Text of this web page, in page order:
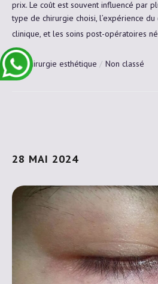
prix. Le coût est souvent influencé par
type de chirurgie choisi, l’expérience
clinique, et les soins post-opératoires
chirurgie esthétique Non classé
28 MAI 2024